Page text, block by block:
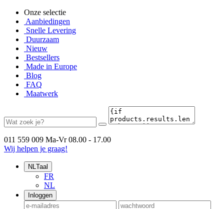
Onze selectie
Aanbiedingen
Snelle Levering
Duurzaam
Nieuw
Bestsellers
Made in Europe
Blog
FAQ
Maatwerk
011 559 009 Ma-Vr 08.00 - 17.00
Wij helpen je graag!
NLTaal
FR
NL
Inloggen